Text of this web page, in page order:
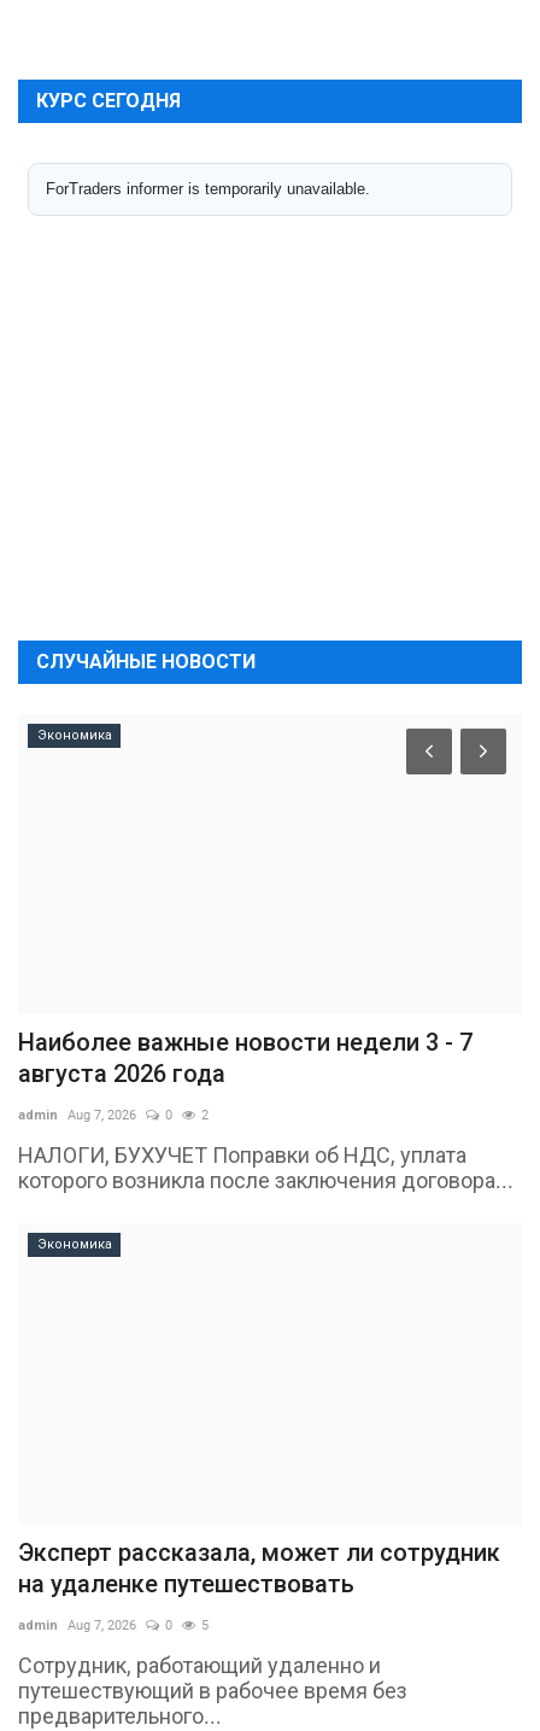
КУРС СЕГОДНЯ
СЛУЧАЙНЫЕ НОВОСТИ
Экономика
Наиболее важные новости недели 3 - 7
августа 2026 года
admin Aug 7, 2026 0 2
НАЛОГИ, БУХУЧЕТ Поправки об НДС, уплата
которого возникла после заключения договора...
Экономика
Эксперт рассказала, может ли сотрудник
на удаленке путешествовать
admin Aug 7, 2026 0 5
Сотрудник, работающий удаленно и
путешествующий в рабочее время без
предварительного...